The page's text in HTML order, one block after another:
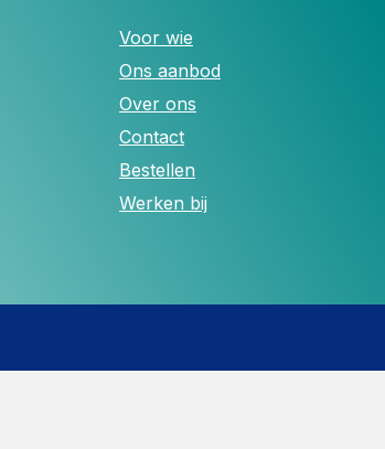
Voor wie
Ons aanbod
Over ons
Contact
Bestellen
Werken bij